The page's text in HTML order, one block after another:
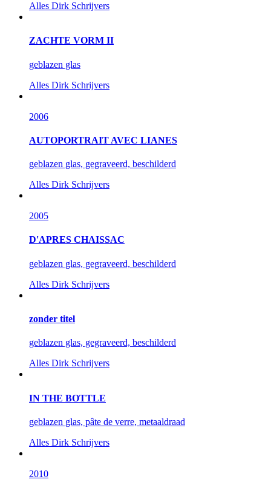
Alles Dirk Schrijvers
ZACHTE VORM II
geblazen glas
Alles Dirk Schrijvers
2006
AUTOPORTRAIT AVEC LIANES
geblazen glas, gegraveerd, beschilderd
Alles Dirk Schrijvers
2005
D'APRES CHAISSAC
geblazen glas, gegraveerd, beschilderd
Alles Dirk Schrijvers
zonder titel
geblazen glas, gegraveerd, beschilderd
Alles Dirk Schrijvers
IN THE BOTTLE
geblazen glas, pâte de verre, metaaldraad
Alles Dirk Schrijvers
2010